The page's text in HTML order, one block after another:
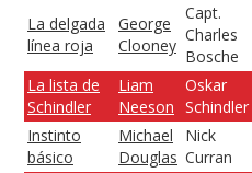
La delgada
línea roja
George
Clooney
Capt.
Charles
Bosche
La lista de
Schindler
Liam
Neeson
Oskar
Schindler
Instinto
básico
Michael
Douglas
Nick
Curran